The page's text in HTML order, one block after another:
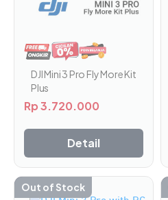
DJI Mini 3 Pro Fly More Kit
Plus
Rp3.720.000
Detail
Out of Stock
Produk